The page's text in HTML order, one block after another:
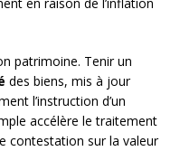
patrimoine. Tenir un
des biens, mis à jour
l’instruction d’un
accélère le traitement
contestation sur la valeur